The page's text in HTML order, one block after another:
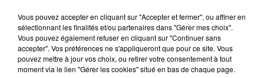
Officiel : Gauthier Hein quitte le FC Metz pour l'OGC Nice
4 août 2026
Officiel : le lac de Madine reporte son feu d’artifice
4 août 2026
Eclipse Solaire du 12 août : où voir ce phénomène en Lorraine ?
Vous pouvez accepter en cliquant sur "Accepter et fermer", ou affiner en
sélectionnant les finalités et/ou partenaires dans "Gérer mes choix".
Vous pouvez également refuser en cliquant sur "Continuer sans
accepter". Vos préférences ne s'appliqueront que pour ce site. Vous
pouvez mettre à jour vos choix, ou retirer votre consentement à tout
moment via le lien "Gérer les cookies" situé en bas de chaque page.